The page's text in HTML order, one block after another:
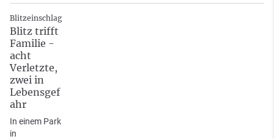
Blitzeinschlag
Blitz trifft
Familie -
acht
Verletzte,
zwei in
Lebensgef
ahr
In einem Park
in